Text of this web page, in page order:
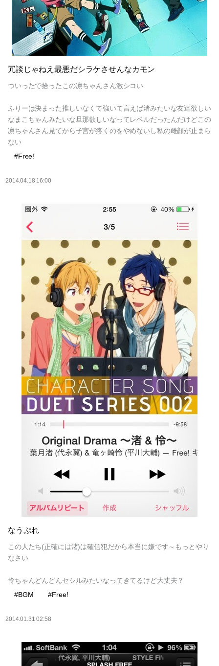
冗談じゃねえ最悪だシラケさせんなカモン
ついったで拾ったこの凛ちゃんさん激シコい
ふりーは決まった推しいなくて強いて言えば渚みたいな友達欲しい
なまこちゃんみたいな旦那欲しいなってレベルだったんだけどこの
凛ちゃんさん見てから子宮が疼くのをやめないし私の雌顔が止まら
ない
#Free!
2014.04.18 16:00
なうぷれ
この人たち(正確には渚)は確信犯だから本当に嫌です～もっとやり
なさい
怜ちゃんどんどんセシルみたいなってきてるけど大丈夫？
#BGM
#Free!
2014.01.31 02:58